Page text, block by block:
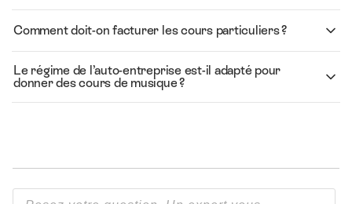
Comment doit-on facturer les cours particuliers ?
Le régime de l’auto-entreprise est-il adapté pour
donner des cours de musique ?